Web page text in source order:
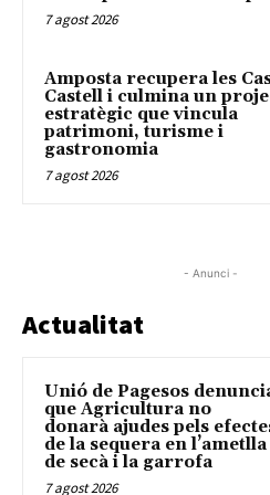
7 agost 2026
Amposta recupera les
Castell i culmina un
estratègic que vincula
patrimoni, turisme i
gastronomia
7 agost 2026
- Anunci -
Actualitat
Unió de Pagesos
que Agricultura no
donarà ajudes pels
de la sequera en l’ametlla
de secà i la garrofa
7 agost 2026